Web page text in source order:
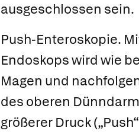
ausgeschlossen sein.
Push-Enteroskopie.
Endoskops wird wie
Magen und
des oberen
größerer Druck